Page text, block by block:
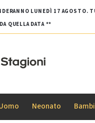
LUNEDÌ 17 AGOSTO.
QUELLA DATA **
Neonato